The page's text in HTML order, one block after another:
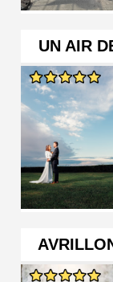
UN AIR